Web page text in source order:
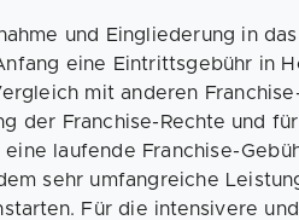
und Eingliederung in
eine Eintrittsgebühr in
mit anderen
der Franchise-Rechte und
eine laufende Franchise-
sehr umfangreiche
Für die intensivere